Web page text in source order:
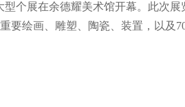
型个展在余德耀美术馆开幕。此次
要绘画、雕塑、陶瓷、装置，以及